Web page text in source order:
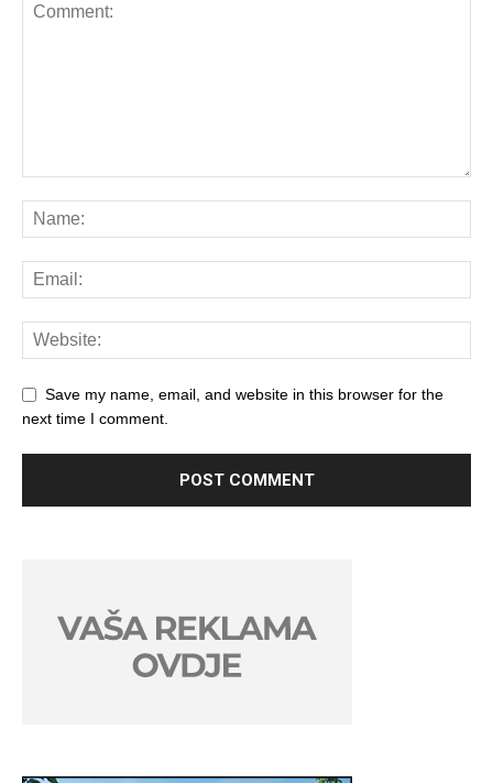
Save my name, email, and website in this browser for the
next time I comment.